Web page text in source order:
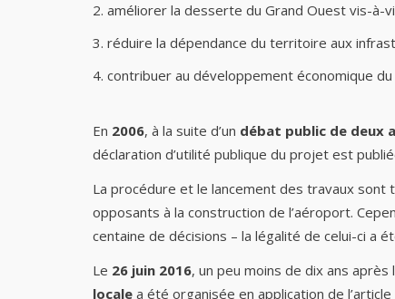
améliorer la desserte du Grand Ouest vis-à-
réduire la dépendance du territoire aux
contribuer au développement économique
En 2006, à la suite d’un débat public de deux
déclaration d’utilité publique du projet est
La procédure et le lancement des travaux
opposants à la construction de l’aéroport.
centaine de décisions – la légalité de celui-ci a
Le 26 juin 2016, un peu moins de dix ans après
locale a été organisée en application de